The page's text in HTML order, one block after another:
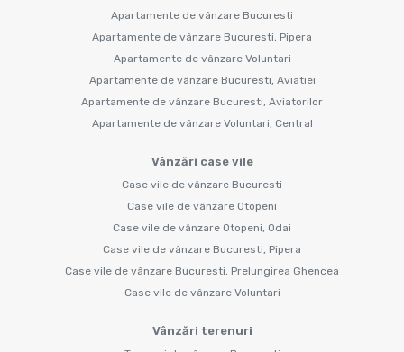
Apartamente de vânzare Bucuresti
Apartamente de vânzare Bucuresti, Pipera
Apartamente de vânzare Voluntari
Apartamente de vânzare Bucuresti, Aviatiei
Apartamente de vânzare Bucuresti, Aviatorilor
Apartamente de vânzare Voluntari, Central
Vânzări case vile
Case vile de vânzare Bucuresti
Case vile de vânzare Otopeni
Case vile de vânzare Otopeni, Odai
Case vile de vânzare Bucuresti, Pipera
Case vile de vânzare Bucuresti, Prelungirea Ghencea
Case vile de vânzare Voluntari
Vânzări terenuri